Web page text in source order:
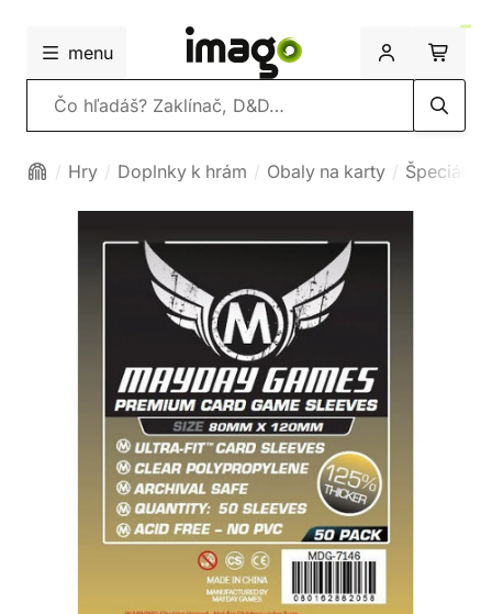
menu
Vyhľadávanie
Hry Doplnky k hrám Obaly na karty Špeciálna